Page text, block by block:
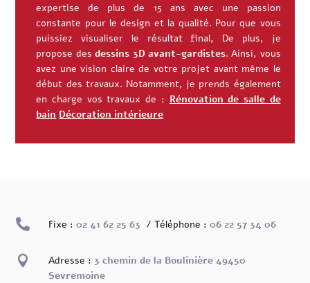
expertise de plus de 15 ans avec une passion
constante pour le design et la qualité. Pour que vous
puissiez visualiser le résultat final, De plus, je
propose desdessins 3D avant-gardistes. Ainsi, vous
avez une vision claire de votre projet avant même le
début des travaux. Notamment, je prends également
en charge vos travaux de : Rénovation de salle de
bain Décoration intérieure
 Fixe : 02 41 62 25 63 / Téléphone : 06 22 57 34 06
 Adresse : 3 chemin de la Boulinière 49450
Sevremoine